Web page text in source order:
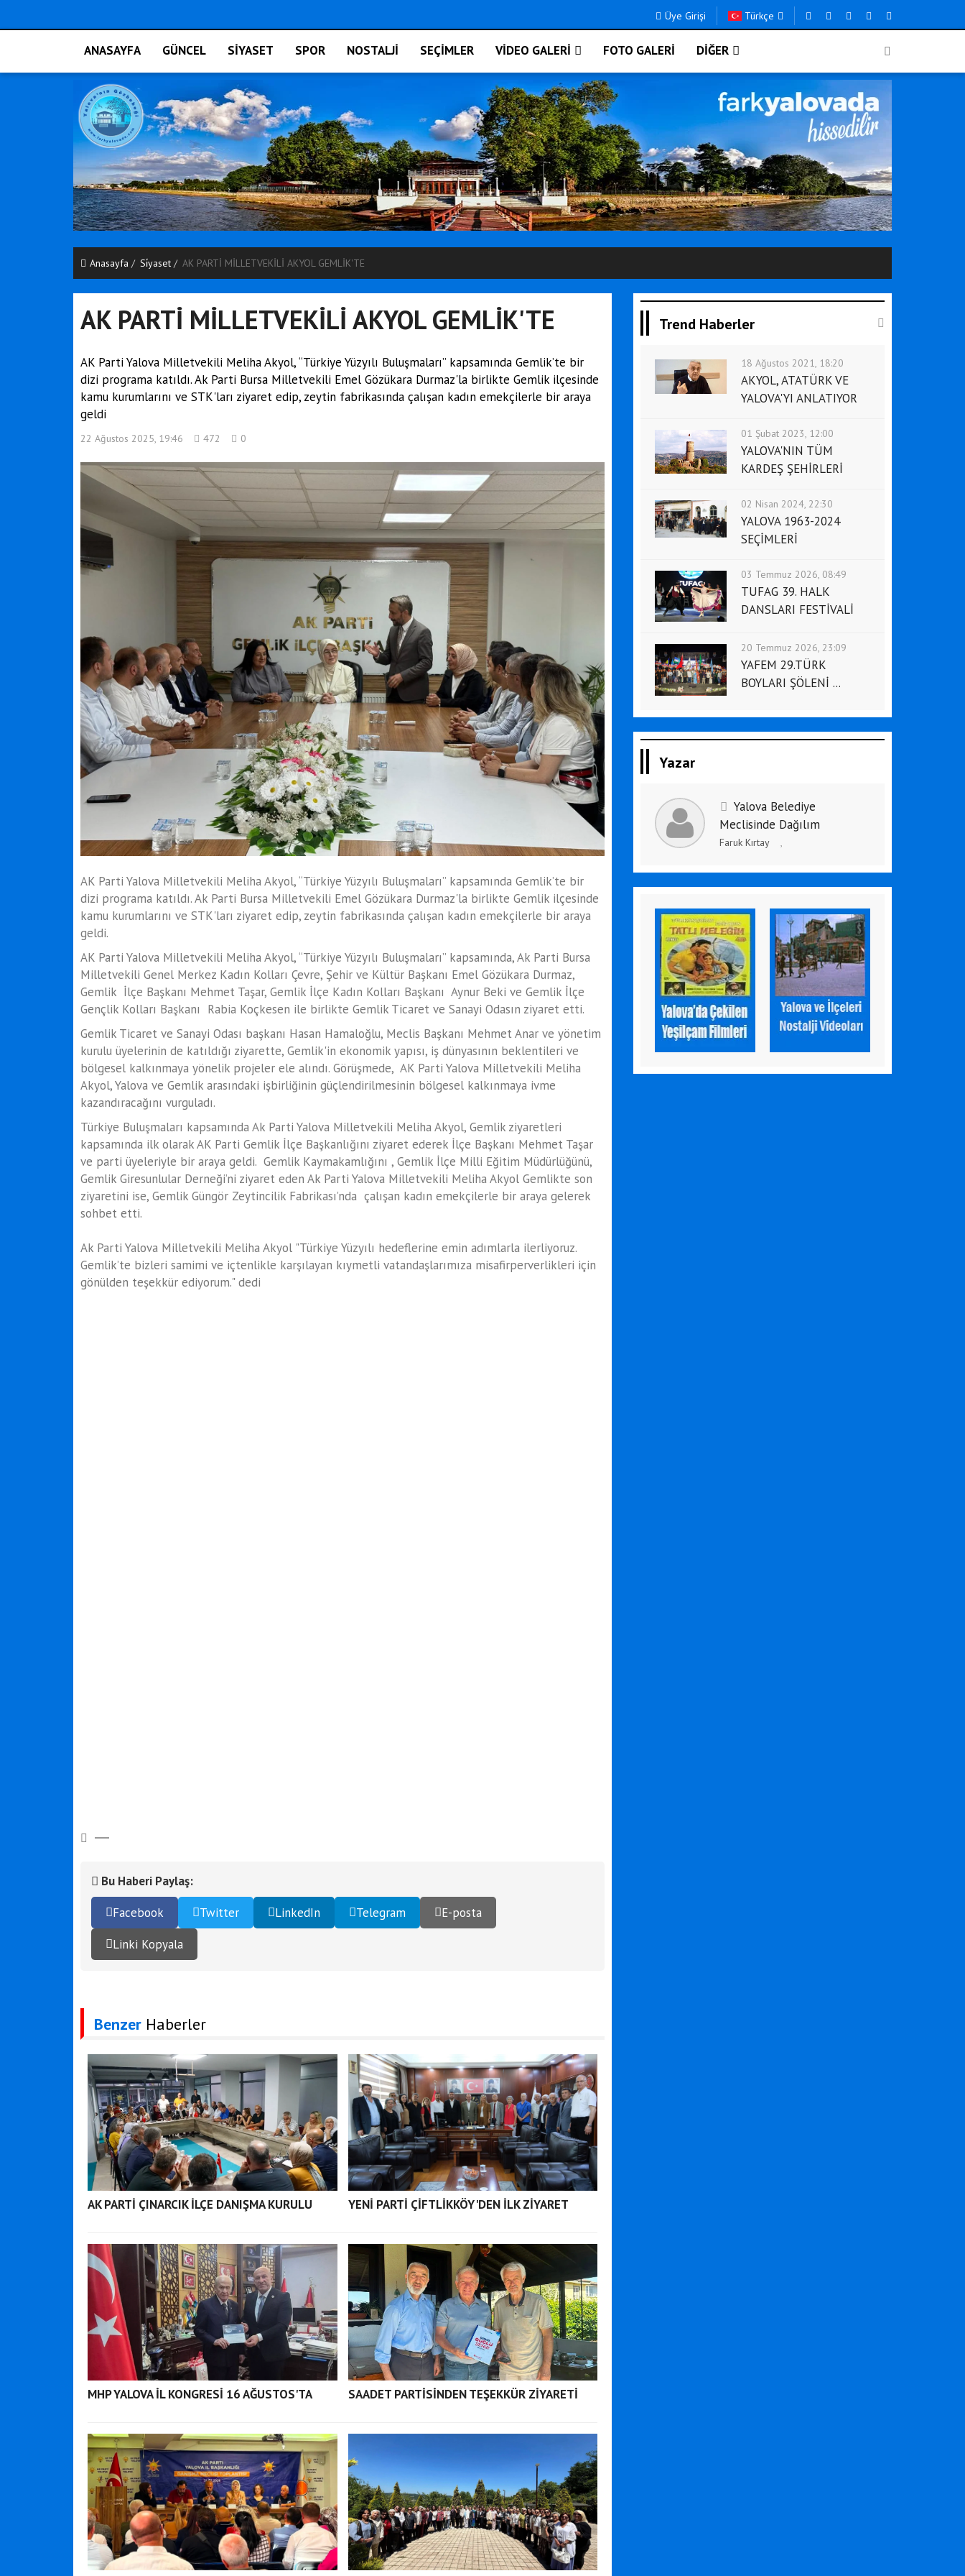
Üye Girişi Türkçe
ANASAYFA GÜNCEL SİYASET SPOR NOSTALJİ SEÇİMLER VİDEO GALERİ FOTO GALERİ DİĞER
Anasayfa Si̇yaset AK PARTİ MİLLETVEKİLİ AKYOL GEMLİK'TE
AK PARTİ MİLLETVEKİLİ AKYOL GEMLİK'TE
AK Parti Yalova Milletvekili Meliha Akyol, “Türkiye Yüzyılı Buluşmaları” kapsamında Gemlik’te bir
dizi programa katıldı. Ak Parti Bursa Milletvekili Emel Gözükara Durmaz'la birlikte Gemlik ilçesinde
kamu kurumlarını ve STK'ları ziyaret edip, zeytin fabrikasında çalışan kadın emekçilerle bir araya
geldi
22 Ağustos 2025, 19:46 472 0
AK Parti Yalova Milletvekili Meliha Akyol, “Türkiye Yüzyılı Buluşmaları” kapsamında Gemlik’te bir
dizi programa katıldı. Ak Parti Bursa Milletvekili Emel Gözükara Durmaz'la birlikte Gemlik ilçesinde
kamu kurumlarını ve STK'ları ziyaret edip, zeytin fabrikasında çalışan kadın emekçilerle bir araya
geldi.
AK Parti Yalova Milletvekili Meliha Akyol, “Türkiye Yüzyılı Buluşmaları” kapsamında, Ak Parti Bursa
Milletvekili Genel Merkez Kadın Kolları Çevre, Şehir ve Kültür Başkanı Emel Gözükara Durmaz,
Gemlik İlçe Başkanı Mehmet Taşar, Gemlik İlçe Kadın Kolları Başkanı Aynur Beki ve Gemlik İlçe
Gençlik Kolları Başkanı Rabia Koçkesen ile birlikte Gemlik Ticaret ve Sanayi Odasın ziyaret etti.
Gemlik Ticaret ve Sanayi Odası başkanı Hasan Hamaloğlu, Meclis Başkanı Mehmet Anar ve yönetim
kurulu üyelerinin de katıldığı ziyarette, Gemlik'in ekonomik yapısı, iş dünyasının beklentileri ve
bölgesel kalkınmaya yönelik projeler ele alındı. Görüşmede, AK Parti Yalova Milletvekili Meliha
Akyol, Yalova ve Gemlik arasındaki işbirliğinin güçlendirilmesinin bölgesel kalkınmaya ivme
kazandıracağını vurguladı.
Türkiye Buluşmaları kapsamında Ak Parti Yalova Milletvekili Meliha Akyol, Gemlik ziyaretleri
kapsamında ilk olarak AK Parti Gemlik İlçe Başkanlığını ziyaret ederek İlçe Başkanı Mehmet Taşar
ve parti üyeleriyle bir araya geldi. Gemlik Kaymakamlığını , Gemlik İlçe Milli Eğitim Müdürlüğünü,
Gemlik Giresunlular Derneği’ni ziyaret eden Ak Parti Yalova Milletvekili Meliha Akyol Gemlikte son
ziyaretini ise, Gemlik Güngör Zeytincilik Fabrikası’nda çalışan kadın emekçilerle bir araya gelerek
sohbet etti.
Ak Parti Yalova Milletvekili Meliha Akyol "Türkiye Yüzyılı hedeflerine emin adımlarla ilerliyoruz.
Gemlik’te bizleri samimi ve içtenlikle karşılayan kıymetli vatandaşlarımıza misafirperverlikleri için
gönülden teşekkür ediyorum." dedi
Bu Haberi Paylaş:
Facebook
Twitter LinkedIn Telegram
E-posta
Linki Kopyala
Benzer Haberler
AK PARTİ ÇINARCIK İLÇE DANIŞMA KURULU YENİ PARTİ ÇİFTLİKKÖY'DEN İLK ZİYARET
MHP YALOVA İL KONGRESİ 16 AĞUSTOS'TA SAADET PARTİSİNDEN TEŞEKKÜR ZİYARETİ
Trend Haberler
18 Ağustos 2021, 18:20
AKYOL, ATATÜRK VE
YALOVA'YI ANLATIYOR
01 Şubat 2023, 12:00
YALOVA'NIN TÜM
KARDEŞ ŞEHİRLERİ
02 Nisan 2024, 22:30
YALOVA 1963-2024
SEÇİMLERİ
03 Temmuz 2026, 08:49
TUFAG 39. HALK
DANSLARI FESTİVALİ
20 Temmuz 2026, 23:09
YAFEM 29.TÜRK
BOYLARI ŞÖLENİ ...
Yazar
Yalova Belediye
Meclisinde Dağılım
Faruk Kırtay ,